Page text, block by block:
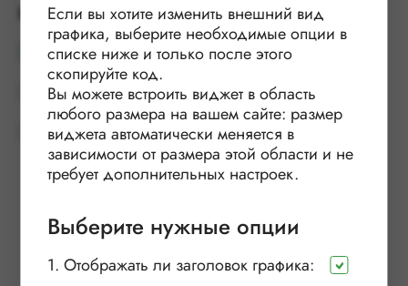
Вид продукции
Макулатура МС-5Б
Гофропродукция
Тарные картоны
Если вы хотите изменить внешний вид
графика, выберите необходимые опции в
списке ниже и только после этого
скопируйте код.
Вы можете встроить виджет в область
любого размера на вашем сайте: размер
виджета автоматически меняется в
зависимости от размера этой области и не
требует дополнительных настроек.
Выберите нужные опции
1. Отображать ли заголовок графика: